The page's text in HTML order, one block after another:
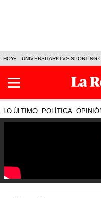
HOY UNIVERSITARIO VS SPORTING
LO ÚLTIMO POLÍTICA